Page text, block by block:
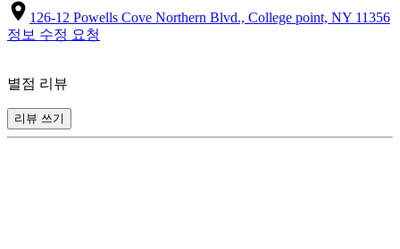
126-12 Powells Cove Northern Blvd., College point, NY 11356
정보 수정 요청
별점 리뷰
리뷰 쓰기